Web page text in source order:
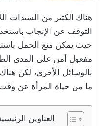
هناك الكثير من السيدات
التوقف عن الإنجاب
حيث يمكن منع الحمل
مفعول آمن على المدى
بالوسائل الأخرى، لكن
ما من حياة المرأة عن
العناوين